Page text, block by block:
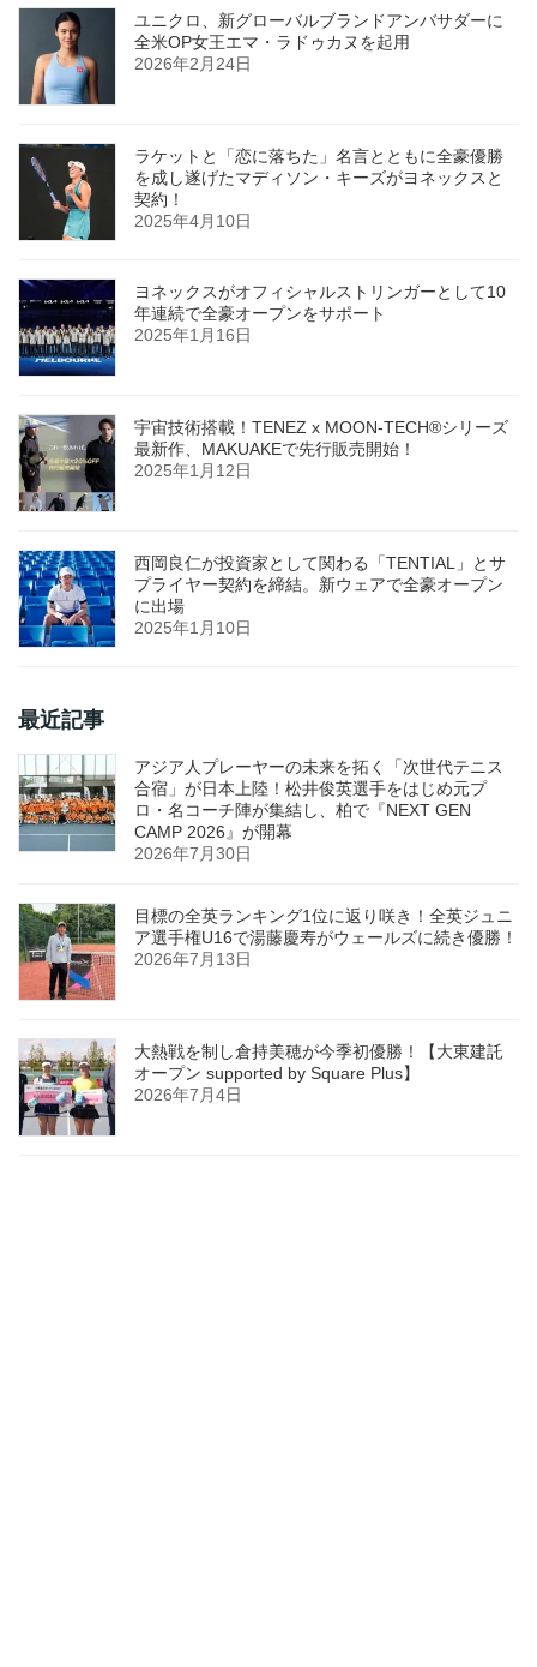
ユニクロ、新グローバルブランドアンバサダーに
全米OP女王エマ・ラドゥカヌを起用
2026年2月24日
ラケットと「恋に落ちた」名言とともに全豪優勝
を成し遂げたマディソン・キーズがヨネックスと
契約！
2025年4月10日
ヨネックスがオフィシャルストリンガーとして10
年連続で全豪オープンをサポート
2025年1月16日
宇宙技術搭載！TENEZ x MOON-TECH®シリーズ
最新作、MAKUAKEで先行販売開始！
2025年1月12日
西岡良仁が投資家として関わる「TENTIAL」とサ
プライヤー契約を締結。新ウェアで全豪オープン
に出場
2025年1月10日
最近記事
アジア人プレーヤーの未来を拓く「次世代テニス
合宿」が日本上陸！松井俊英選手をはじめ元プ
ロ・名コーチ陣が集結し、柏で『NEXT GEN
CAMP 2026』が開幕
2026年7月30日
目標の全英ランキング1位に返り咲き！全英ジュニ
ア選手権U16で湯藤慶寿がウェールズに続き優勝！
2026年7月13日
大熱戦を制し倉持美穂が今季初優勝！【大東建託
オープン supported by Square Plus】
2026年7月4日